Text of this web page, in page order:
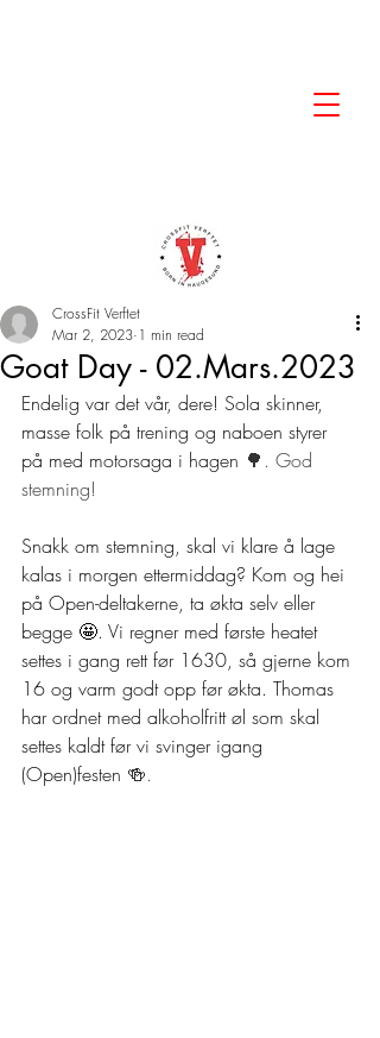
Goat Day - 02.Mars.2023
CrossFit Verftet
Mar 2, 2023 1 min read
Endelig var det vår, dere! Sola skinner,
masse folk på trening og naboen styrer
på med motorsaga i hagen 🌳. God
stemning!
Snakk om stemning, skal vi klare å lage
kalas i morgen ettermiddag? Kom og hei
på Open-deltakerne, ta økta selv eller
begge 🤩. Vi regner med første heatet
settes i gang rett før 1630, så gjerne kom
16 og varm godt opp før økta. Thomas
har ordnet med alkoholfritt øl som skal
settes kaldt før vi svinger igang
(Open)festen 🍻.